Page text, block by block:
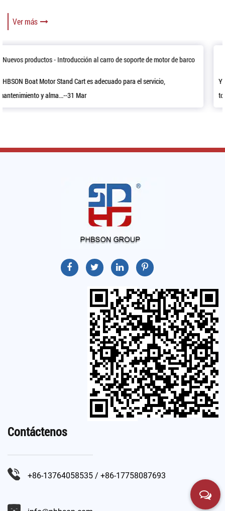
Ver más
Cómo usar una pistola para calafatear
Ya sea que tenga un grifo que gotea o una ducha que necesita
todos lo...--24 Mar
Contáctenos
+86-13764058535 / +86-17758087693